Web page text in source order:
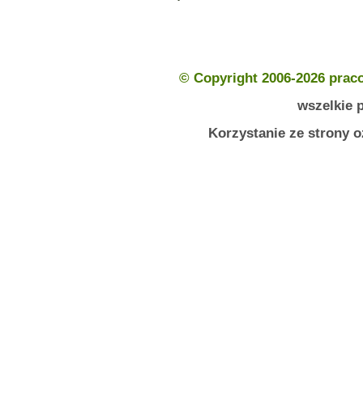
© Copyright 2006-2026
wszelkie
Korzystanie ze strony